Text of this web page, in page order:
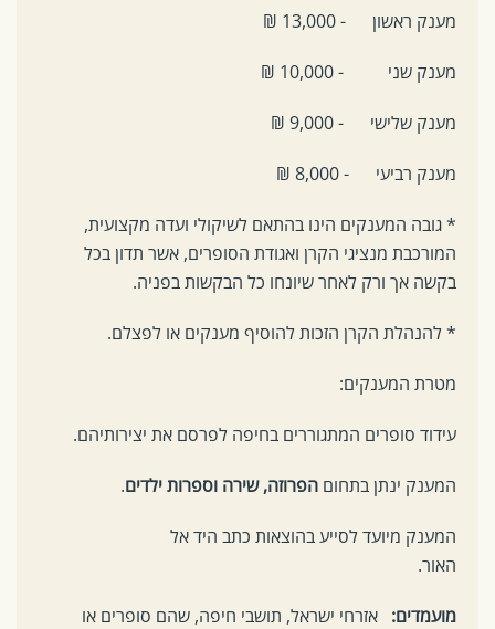
מענק ראשון - 13,000 ₪
מענק שני - 10,000 ₪
מענק שלישי - 9,000 ₪
מענק רביעי - 8,000 ₪
* גובה המענקים הינו בהתאם לשיקולי ועדה מקצועית,
המורכבת מנציגי הקרן ואגודת הסופרים, אשר תדון בכל
בקשה אך ורק לאחר שיונחו כל הבקשות בפניה.
* להנהלת הקרן הזכות להוסיף מענקים או לפצלם.
מטרת המענקים:
עידוד סופרים המתגוררים בחיפה לפרסם את יצירותיהם.
המענק ינתן בתחום הפרוזה, שירה וספרות ילדים.
המענק מיועד לסייע בהוצאות כתב היד אל
האור.
מועמדים: אזרחי ישראל, תושבי חיפה, שהם סופרים או